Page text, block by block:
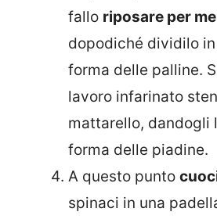
fallo riposare per
dopodiché dividilo
forma delle palline.
lavoro infarinato
mattarello, dandogli
forma delle piadine.
A questo punto
spinaci in una